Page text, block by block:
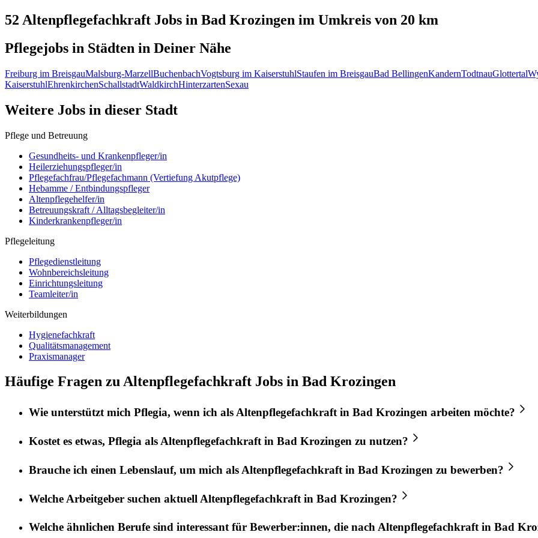
52 Altenpflegefachkraft Jobs in Bad Krozingen im Umkreis von 20 km
Pflegejobs in Städten in Deiner Nähe
Freiburg im BreisgauMalsburg-MarzellBuchenbachVogtsburg im KaiserstuhlStaufen im BreisgauBad BellingenKandernTodtnauGlottertal
KaiserstuhlEhrenkirchenSchallstadtWaldkirchHinterzartenSexau
Weitere Jobs in dieser Stadt
Pflege und Betreuung
Gesundheits- und Krankenpfleger/in
Heilerziehungspfleger/in
Pflegefachfrau/Pflegefachmann (Vertiefung Akutpflege)
Hebamme / Entbindungspfleger
Altenpflegehelfer/in
Betreuungskraft / Alltagsbegleiter/in
Kinderkrankenpfleger/in
Pflegeleitung
Pflegedienstleitung
Wohnbereichsleitung
Einrichtungsleitung
Teamleiter/in
Weiterbildungen
Hygienefachkraft
Qualitätsmanagement
Praxismanager
Häufige Fragen zu Altenpflegefachkraft Jobs in Bad Krozingen
Wie unterstützt mich Pflegia, wenn ich alsAltenpflegefachkraftin Bad Krozingen arbeiten möchte?
Kostet es etwas, Pflegia als Altenpflegefachkraft in Bad Krozingen zu nutzen?
Brauche ich einen Lebenslauf, um mich als Altenpflegefachkraft in Bad Krozingen zu bewerben?
Welche Arbeitgeber suchen aktuell Altenpflegefachkraft in Bad Krozingen?
Welche ähnlichen Berufe sind interessant für Bewerber:innen, die nachAltenpflegefachkraftin Bad